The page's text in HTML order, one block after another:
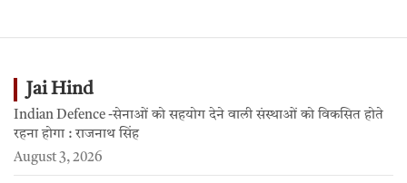
Jai Hind
Indian Defence -सेनाओं को सहयोग देने वाली संस्थाओं को विकसित होते
रहना होगा : राजनाथ सिंह
August 3, 2026